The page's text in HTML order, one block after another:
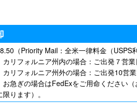
（Priority Mail：全米一律料金（USPS
カリフォルニア州内の場合：ご出発７営
カリフォルニア州外の場合：ご出発10営
お急ぎの場合はFedExをご用命ください
限ります）。